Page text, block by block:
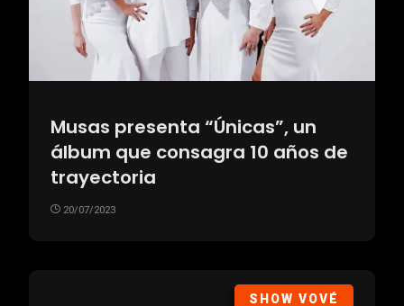
Musas presenta “Únicas”, un
álbum que consagra 10 años de
trayectoria
20/07/2023
SHOW VOVÉ